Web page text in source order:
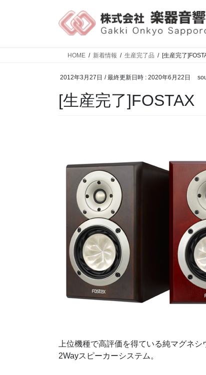
HOME 新着情報 生産完了品 [生産完了
2012年3月27日 / 最終更新日時 : 2020年6月22日
[生産完了
上位機種で高評価を得ている純マグネ
2Wayスピーカーシステム。